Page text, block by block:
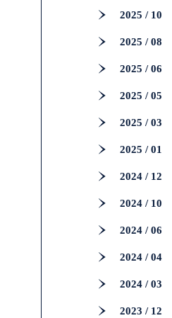
2025 / 10
2025 / 08
2025 / 06
2025 / 05
2025 / 03
2025 / 01
2024 / 12
2024 / 10
2024 / 06
2024 / 04
2024 / 03
2023 / 12